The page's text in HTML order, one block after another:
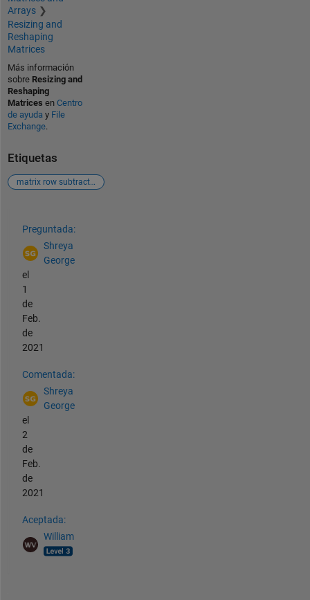
Arrays
Resizing and
Reshaping
Matrices
Más información
sobre Resizing and
Reshaping
Matrices en Centro
de ayuday File
Exchange.
Etiquetas
matrix row subtraction
Preguntada:
Shreya
George
el
1
de
Feb.
de
2021
Comentada:
Shreya
George
el
2
de
Feb.
de
2021
Aceptada:
William